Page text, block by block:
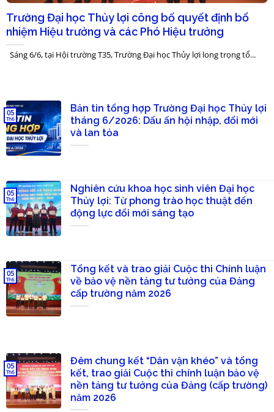
Trường Đại học Thủy lợi công bố quyết định bổ
nhiệm Hiệu trưởng và các Phó Hiệu trưởng
Sáng 6/6, tại Hội trường T35, Trường Đại học Thủy lợi long trọng tổ...
Bản tin tổng hợp Trường Đại học Thủy lợi
tháng 6/2026: Dấu ấn hội nhập, đổi mới
và lan tỏa
05
Th6
Nghiên cứu khoa học sinh viên Đại học
Thủy lợi: Từ phong trào học thuật đến
động lực đổi mới sáng tạo
05
Th6
Tổng kết và trao giải Cuộc thi Chính luận
về bảo vệ nền tảng tư tưởng của Đảng
cấp trường năm 2026
05
Th6
Đêm chung kết “Dân vận khéo” và tổng
kết, trao giải Cuộc thi chính luận bảo vệ
nền tảng tư tưởng của Đảng (cấp trường)
năm 2026
05
Th6